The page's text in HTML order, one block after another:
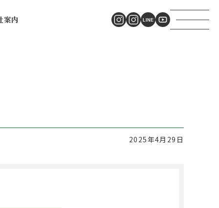
案内
2025年4月29日